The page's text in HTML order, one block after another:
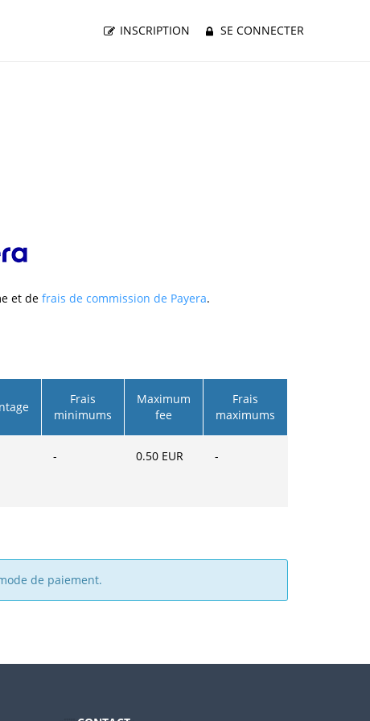
INSCRIPTION SE CONNECTER
et de frais de commission de Payera.
Frais
minimums
Maximum
fee
Frais
maximums
- 0.50 EUR -
de paiement.